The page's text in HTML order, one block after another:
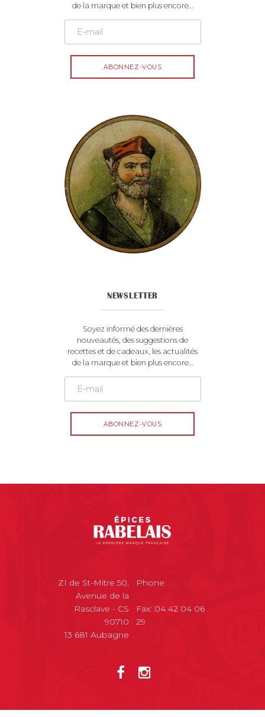
de la marque et bien plus encore…
NEWSLETTER
Soyez informé des dernières
nouveautés, des suggestions de
recettes et de cadeaux, les actualités
de la marque et bien plus encore…
Phone:
Fax: 04 42 04 06
29
ZI de St-Mitre 50,
Avenue de la
Rasclave - CS
90710
13 681 Aubagne